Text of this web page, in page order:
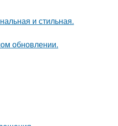
и стильная.
обновлении.